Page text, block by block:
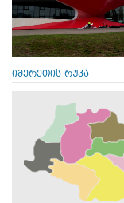
იმერეთის რუკა